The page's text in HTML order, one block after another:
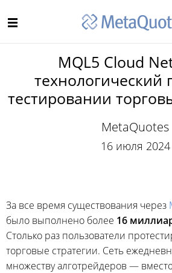
MQL5 Cloud
технологический
тестировании
MetaQuotes
16 июля 2024
За все время существования через
было выполнено более 16
Столько раз пользователи
торговые стратегии. Сеть
множеству алготрейдеров —